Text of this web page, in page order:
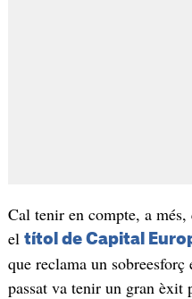
Cal tenir en compte, a
el títol de Capital
que reclama un
passat va tenir un gran èxit